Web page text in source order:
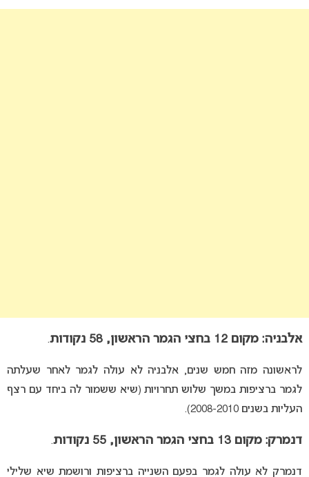
אלבניה: מקום 12 בחצי הגמר הראשון, 58 נקודות .
לראשונה מזה חמש שנים, אלבניה לא עולה לגמר לאחר שעלתה
לגמר ברציפות במשך שלוש תחרויות (שיא ששמור לה ביחד עם רצף
העליות בשנים 2008-2010).
דנמרק: מקום 13 בחצי הגמר הראשון, 55 נקודות .
דנמרק לא עולה לגמר בפעם השנייה ברציפות ורושמת שיא שלילי